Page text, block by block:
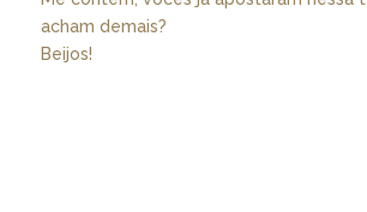
acham demais?
Beijos!